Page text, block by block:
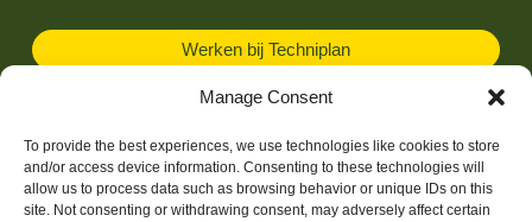
Manage Consent
To provide the best experiences, we use technologies like cookies to store
and/or access device information. Consenting to these technologies will
allow us to process data such as browsing behavior or unique IDs on this
site. Not consenting or withdrawing consent, may adversely affect certain
Werken bij Techniplan
Gebiedsontwikkeling
Vastgoed